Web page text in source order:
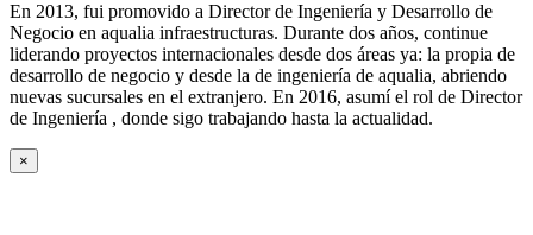
En 2013, fui promovido a Director de Ingeniería y Desarrollo de
Negocio en aqualia infraestructuras. Durante dos años, continue
liderando proyectos internacionales desde dos áreas ya: la propia de
desarrollo de negocio y desde la de ingeniería de aqualia, abriendo
nuevas sucursales en el extranjero. En 2016, asumí el rol de Director
de Ingeniería , donde sigo trabajando hasta la actualidad.
×